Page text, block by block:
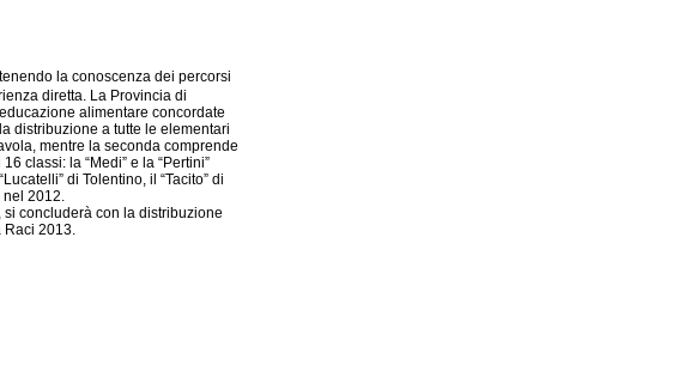
la conoscenza dei percorsi
diretta. La Provincia di
alimentare concordate
distribuzione a tutte le elementari
mentre la seconda comprende
classi: la “Medi” e la “Pertini”
di Tolentino, il “Tacito” di
nel 2012.
concluderà con la distribuzione
Raci 2013.